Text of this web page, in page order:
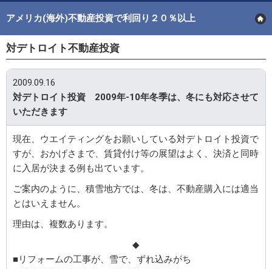
アメリカ(海外)不動産投資で利回り２０％以上
対デトロイト不動産投資
2009.09.16
対デトロイト投資 2009年-10年冬季は、冬にも対応させて
いただきます
現在、ウエイティングをお願いしている対デトロイト投資で
すが、おかげさまで、賃貸付け等の展望はよく、決済と同時
に入居が決まる例も出ています。
ご案内のように、積雪地方では、冬は、不動産購入には適当
とはいえません。
理由は、複数あります。
◆
■リフォームの工事が、雪で、ずれ込みがち